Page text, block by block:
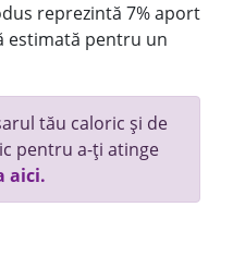
reprezintă 7% aport
estimată pentru un
tău caloric și de
pentru a-ți atinge
aici.